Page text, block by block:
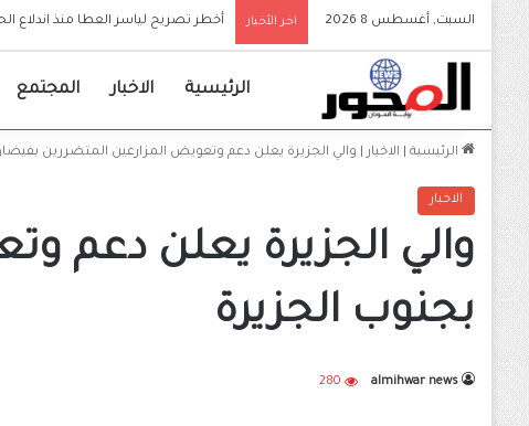
السبت, أغسطس 8 2026 اخر الأخبار أخطر تصريح لياسر العطا منذ اندلاع
الرئيسية الاخبار المجتمع
الرئيسية الاخبار والي الجزيرة يعلن دعم وتعويض المزارعين المتضررين بفيضان
الاخبار
والي الجزيرة يعلن دعم
بجنوب الجزيرة
almihwar news
280